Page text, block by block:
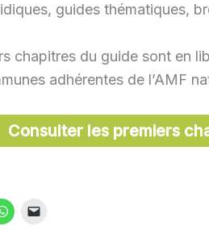
guides thématiques,
chapitres du guide sont en
adhérentes de l’AMF
Consulter les premiers